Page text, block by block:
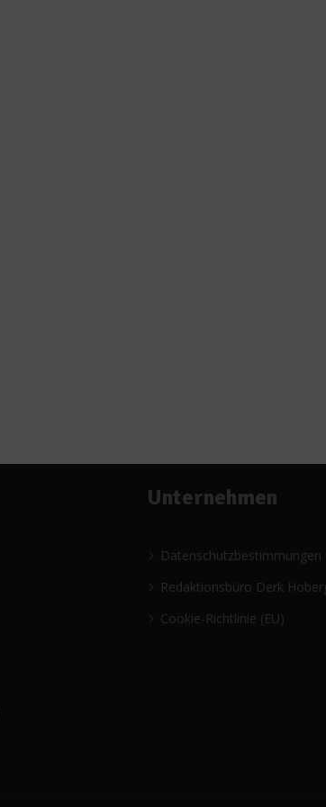
Unternehmen
Datenschutzbestimmungen
Redaktionsbüro Derk
Cookie-Richtlinie (EU)